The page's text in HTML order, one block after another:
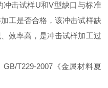
击试样U和V型缺口与标准
工是否合格，该冲击试样缺
效率高，是冲击试样加工过
T229-2007《金属材料夏